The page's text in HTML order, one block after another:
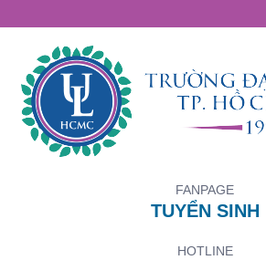
FANPAGE
TUYỂN SINH
HOTLINE